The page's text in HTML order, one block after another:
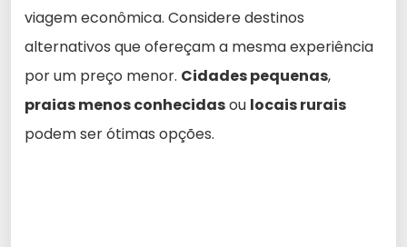
viagem econômica. Considere destinos
alternativos que ofereçam a mesma experiência
por um preço menor. Cidades pequenas,
praias menos conhecidasou locais rurais
podem ser ótimas opções.